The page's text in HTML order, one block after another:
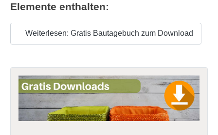
Elemente enthalten:
Weiterlesen: Gratis Bautagebuch zum Download